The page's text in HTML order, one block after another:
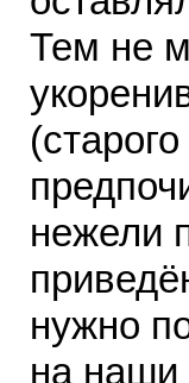
Тем не
нежели
нужно
на наши